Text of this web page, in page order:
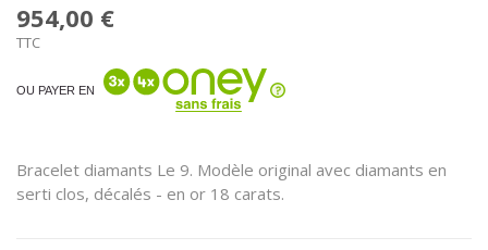
954,00 €
TTC
OU PAYER EN
Bracelet diamants Le 9. Modèle original avec diamants en
serti clos, décalés - en or 18 carats.